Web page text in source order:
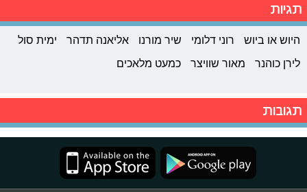
תגיות
היוש או ביוש רוני דלומי שיר מורנו אליאנה תדהר
ימית סול
לירן כוהנר
מאור שוויצר כמעט מלאכים
תגובות